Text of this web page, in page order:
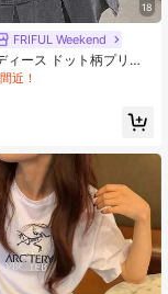
18
FRIFUL Weekend
ィース ドット柄プリン
フロントリボン 半袖T
近！